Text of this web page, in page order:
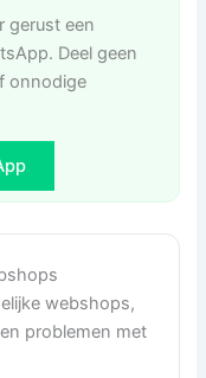
gerust een
Deel geen
onnodige
webshops,
problemen met